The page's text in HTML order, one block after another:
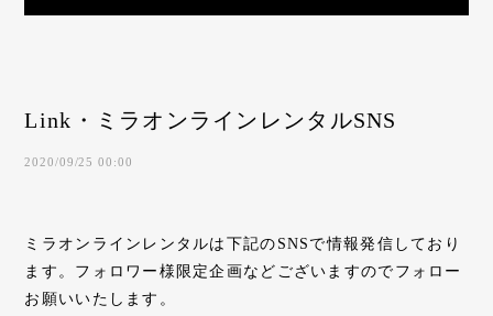
Link・ミラオンラインレンタルSNS
2020/09/25 00:00
ミラオンラインレンタルは下記のSNSで情報発信しており
ます。フォロワー様限定企画などございますのでフォロー
お願いいたします。